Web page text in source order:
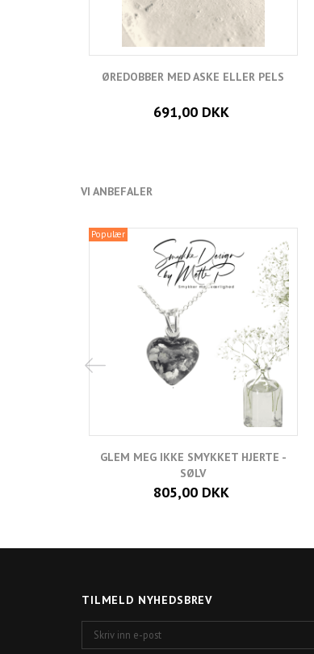
ØREDOBBER MED ASKE ELLER PELS
691,00 DKK
VI ANBEFALER
Populær
GLEM MEG IKKE SMYKKET HJERTE -
SØLV
805,00 DKK
TILMELD NYHEDSBREV